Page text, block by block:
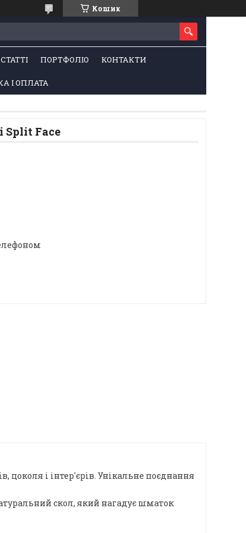
Кошик
СТАТТІ ПОРТФОЛІО КОНТАКТИ
І ОПЛАТА
Split Face
цоколя і інтер'єрів. Унікальне поєднання
скол, який нагадує шматок